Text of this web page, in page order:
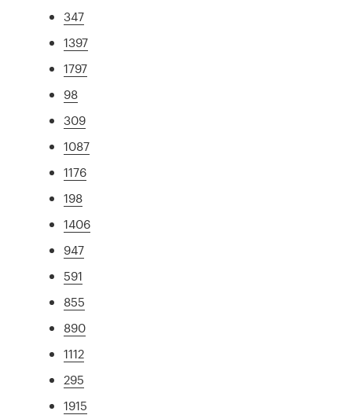
347
1397
1797
98
309
1087
1176
198
1406
947
591
855
890
1112
295
1915